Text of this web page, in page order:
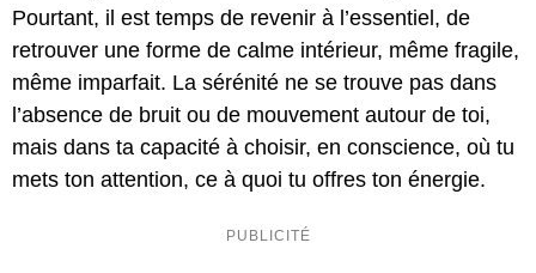
Pourtant, il est temps de revenir à l’essentiel, de
retrouver une forme de calme intérieur, même fragile,
même imparfait. La sérénité ne se trouve pas dans
l’absence de bruit ou de mouvement autour de toi,
mais dans ta capacité à choisir, en conscience, où tu
mets ton attention, ce à quoi tu offres ton énergie.